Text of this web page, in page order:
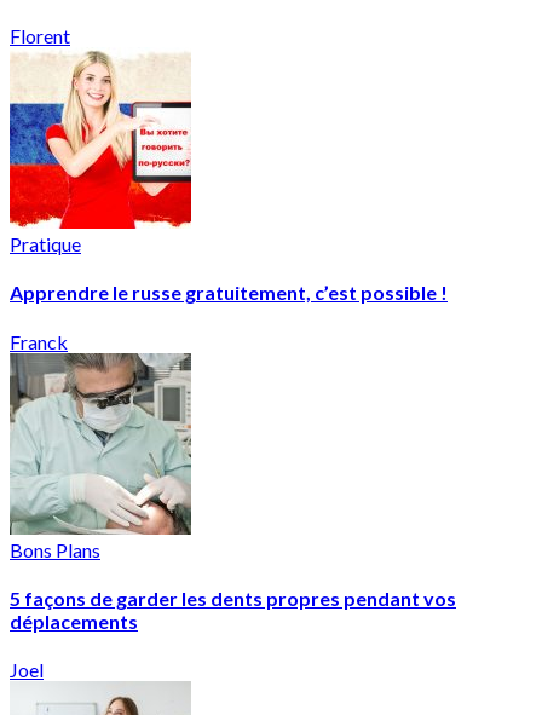
Florent
Pratique
Apprendre le russe gratuitement, c’est possible !
Franck
Bons Plans
5 façons de garder les dents propres pendant vos
déplacements
Joel